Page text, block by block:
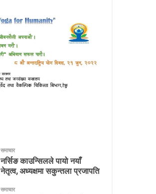
समाचार
नर्सिङ काउन्सिलले पायो नयाँ
नेतृत्व, अध्यक्षमा सकुन्तला प्रजापति
समाचार